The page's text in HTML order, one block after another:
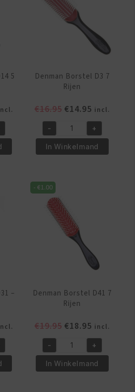
5
Denman Borstel D3 7
Rijen
€16.95 Oorspronkelijke
was:
€16.95.
€14.95Huidige
prijs
is:
€14.95.
incl.
Denman
Borstel
D3
Rijen
aantal
- +
In Winkelmand
–
-€1.00
Denman Borstel D41 7
Rijen
€19.95 Oorspronkelijke
was:
€19.95.
€18.95Huidige
prijs
is:
€18.95.
incl.
Denman
Borstel
D41
- +
In Winkelmand